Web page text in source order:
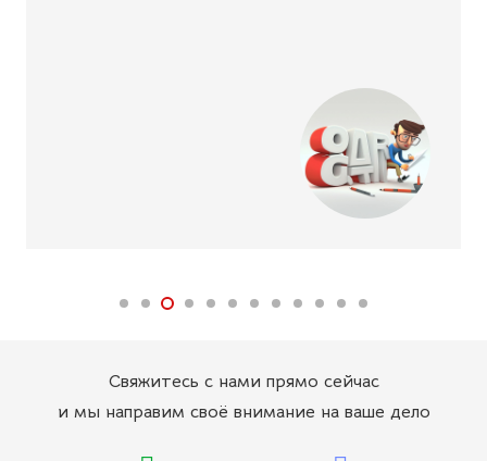
Свяжитесь с нами прямо сейчас
и мы направим своё внимание на ваше дело